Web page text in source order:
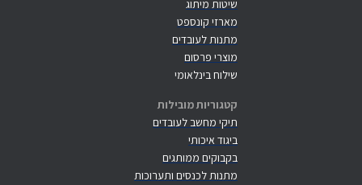
שיטות מיתוג
מארזי קונספט
מתנות לעובדים
מוצרי פרסום
שילוח בינלאומי
קטגוריות מובילות
תיקי מחשב לעובדים
ביגוד איכותי
בקבוקים ממותגים
מתנות לכנסים ותערוכות